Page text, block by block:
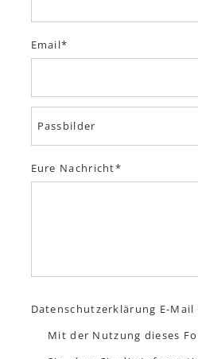
Email
Eure Nachricht
Datenschutzerklärung E-
Mit der Nutzung dieses